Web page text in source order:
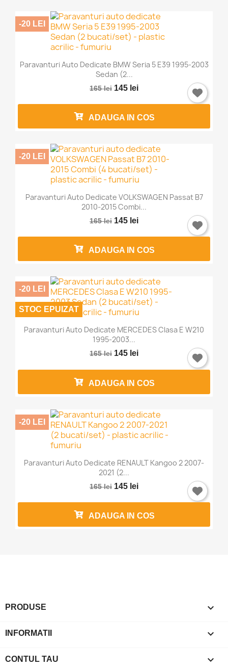
Paravanturi Auto Dedicate BMW Seria 5 E39 1995-2003
Sedan (2...
165 lei 145 lei
-20 LEI
ADAUGA IN COS
Paravanturi Auto Dedicate VOLKSWAGEN Passat B7
2010-2015 Combi...
165 lei 145 lei
-20 LEI
ADAUGA IN COS
Paravanturi Auto Dedicate MERCEDES Clasa E W210
1995-2003...
165 lei 145 lei
-20 LEI
STOC EPUIZAT
ADAUGA IN COS
Paravanturi Auto Dedicate RENAULT Kangoo 2 2007-
2021 (2...
165 lei 145 lei
-20 LEI
ADAUGA IN COS
PRODUSE 
INFORMATII 
CONTUL TAU 